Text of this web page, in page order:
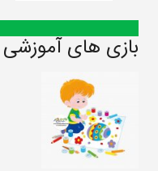
بازی های آموزشی